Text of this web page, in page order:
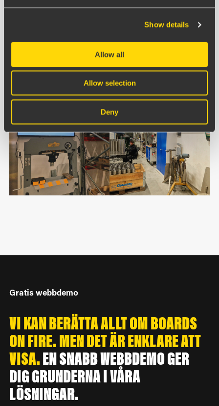
Show details
Allow all
Allow selection
Deny
vissa delar manuellt och integrera med affärssystemet
för att uppdatera andra bitar automatiskt. Och
framförallt kan vi skala upp efterhand och bygga ut
med nya delar.
Gratis webbdemo
VI KAN BERÄTTA ALLT OM BOARDS
ON FIRE. MEN DET ÄR ENKLARE ATT
VISA.EN SNABB WEBBDEMO GER
DIG GRUNDERNA I VÅRA
LÖSNINGAR.